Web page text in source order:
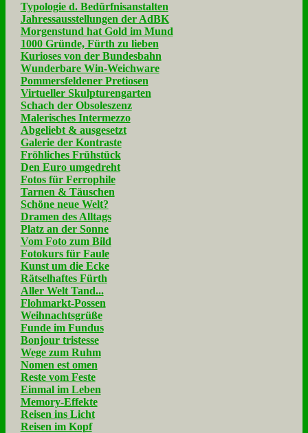
Typologie d. Bedürfnisanstalten
Jahressausstellungen der AdBK
Morgenstund hat Gold im Mund
1000 Gründe, Fürth zu lieben
Kurioses von der Bundesbahn
Wunderbare Win-Weichware
Pommersfeldener Pretiosen
Virtueller Skulpturengarten
Schach der Obsoleszenz
Malerisches Intermezzo
Abgeliebt & ausgesetzt
Galerie der Kontraste
Fröhliches Frühstück
Den Euro umgedreht
Fotos für Ferrophile
Tarnen & Täuschen
Schöne neue Welt?
Dramen des Alltags
Platz an der Sonne
Vom Foto zum Bild
Fotokurs für Faule
Kunst um die Ecke
Rätselhaftes Fürth
Aller Welt Tand...
Flohmarkt-Possen
Weihnachtsgrüße
Funde im Fundus
Bonjour tristesse
Wege zum Ruhm
Nomen est omen
Reste vom Feste
Einmal im Leben
Memory-Effekte
Reisen ins Licht
Reisen im Kopf